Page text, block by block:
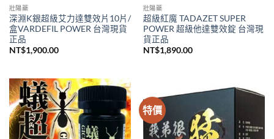
壯陽藥
深淵K銀超級艾力達雙效片10片/
盒VARDEFIL POWER 台灣現貨
正品
NT$1,900.00
壯陽藥
超級紅魔 TADAZET SUPER
POWER 超級他達雙效錠 台灣現
貨正品
NT$1,890.00
特價